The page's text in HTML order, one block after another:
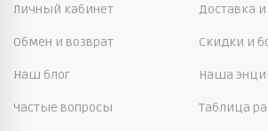
Личный кабинет Доставка
Обмен и возврат Скидки и
Наш блог Наша
Частые вопросы Таблица